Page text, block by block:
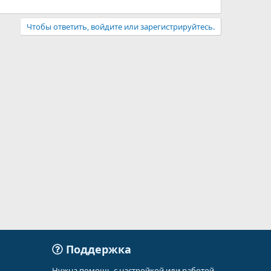
Чтобы ответить, войдите или зарегистрируйтесь.
Поддержка